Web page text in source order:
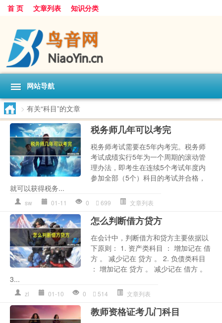
首 页 文章列表 知识分类
网站导航
> 有关“科目”的文章
税务师几年可以考完
税务师考试需要在5年内考完。税务师
考试成绩实行5年为一个周期的滚动管
理办法，即考生在连续5个考试年度内
参加全部（5个）科目的考试并合格，
就可以获得税务...
sw 01-11 0 699 文章列表
怎么判断借方贷方
在会计中，判断借方和贷方主要依据以
下原则： 1. 资产类科目 ： 增加记在 借
方 。 减少记在 贷方 。 2. 负债类科目
： 增加记在 贷方 。 减少记在 借方 。
3...
zl 01-10 0 514 文章列表
教师资格证考几门科目